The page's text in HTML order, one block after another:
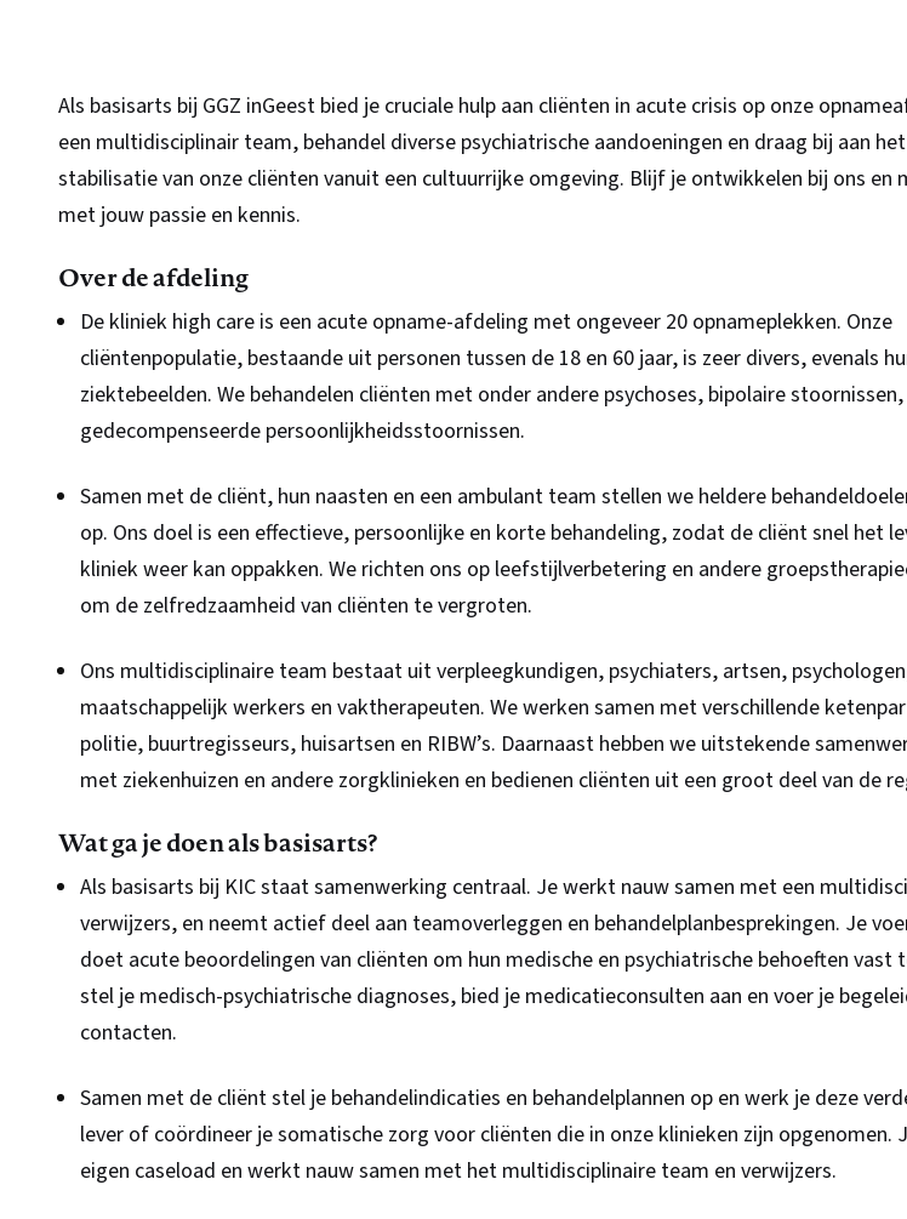
Als basisarts bij GGZ inGeest bied je cruciale hulp aan cliënten in acute crisis op onze
een multidisciplinair team, behandel diverse psychiatrische aandoeningen en draag bij aan
stabilisatie van onze cliënten vanuit een cultuurrijke omgeving. Blijf je ontwikkelen bij ons en
met jouw passie en kennis.
Over de afdeling
De kliniek high care is een acute opname-afdeling met ongeveer 20 opnameplekken. Onze
cliëntenpopulatie, bestaande uit personen tussen de 18 en 60 jaar, is zeer divers, evenals
ziektebeelden. We behandelen cliënten met onder andere psychoses, bipolaire
gedecompenseerde persoonlijkheidsstoornissen.
Samen met de cliënt, hun naasten en een ambulant team stellen we heldere
op. Ons doel is een effectieve, persoonlijke en korte behandeling, zodat de cliënt snel het
kliniek weer kan oppakken. We richten ons op leefstijlverbetering en andere
om de zelfredzaamheid van cliënten te vergroten.
Ons multidisciplinaire team bestaat uit verpleegkundigen, psychiaters, artsen,
maatschappelijk werkers en vaktherapeuten. We werken samen met verschillende
politie, buurtregisseurs, huisartsen en RIBW’s. Daarnaast hebben we uitstekende
met ziekenhuizen en andere zorgklinieken en bedienen cliënten uit een groot deel van de
Wat ga je doen als basisarts?
Als basisarts bij KIC staat samenwerking centraal. Je werkt nauw samen met een
verwijzers, en neemt actief deel aan teamoverleggen en behandelplanbesprekingen. Je
doet acute beoordelingen van cliënten om hun medische en psychiatrische behoeften vast
stel je medisch-psychiatrische diagnoses, bied je medicatieconsulten aan en voer je
contacten.
Samen met de cliënt stel je behandelindicaties en behandelplannen op en werk je deze
lever of coördineer je somatische zorg voor cliënten die in onze klinieken zijn opgenomen.
eigen caseload en werkt nauw samen met het multidisciplinaire team en verwijzers.